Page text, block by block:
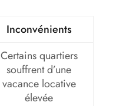
Inconvénients
Certains quartiers
souffrent d’une
vacance locative
élevée